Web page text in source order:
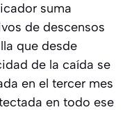
suma
de descensos
que desde
de la caída se
en el tercer mes
en todo ese